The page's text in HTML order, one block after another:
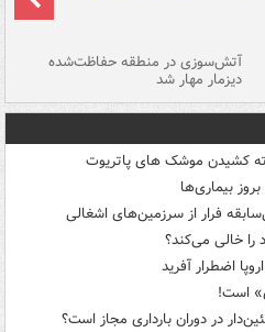
آتش‌سوزی در منطقه حفاظت‌شده
دیزمار مهار شد
ته کشیدن موشک های پاتریوت
بیماری‌ها
فرار از سرزمین‌های اشغالی
را خالی می‌کند؟
اضطرار آفرید
است!
در دوران بارداری مجاز است؟